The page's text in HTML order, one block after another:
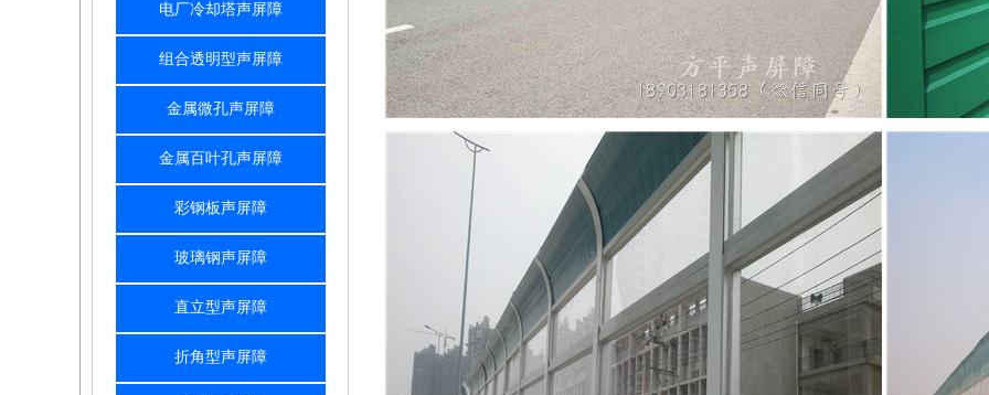
电厂冷却塔声屏障
组合透明型声屏障
金属微孔声屏障
金属百叶孔声屏障
彩钢板声屏障
玻璃钢声屏障
直立型声屏障
折角型声屏障